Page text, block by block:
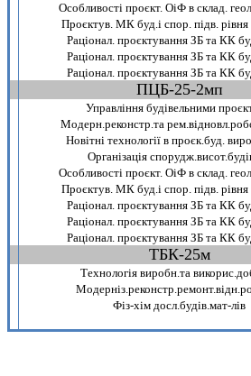
Особливостi проєкт. ОiФ в склад.
Проєктув. МК буд.i спор. пiдв.
Рацiонал. проєктування ЗБ та КК
Рацiонал. проєктування ЗБ та КК
Рацiонал. проєктування ЗБ та КК
ПЦБ-25-2мп
Управлiння будiвельними
Модерн.реконстр.та
Новiтнi технологiї в проєк.буд.
Органiзацiя
Особливостi проєкт. ОiФ в склад.
Проєктув. МК буд.i спор. пiдв.
Рацiонал. проєктування ЗБ та КК
Рацiонал. проєктування ЗБ та КК
Рацiонал. проєктування ЗБ та КК
ТБК-25м
Технологiя виробн.та
Фiз-хiм досл.будiв.мат-лiв